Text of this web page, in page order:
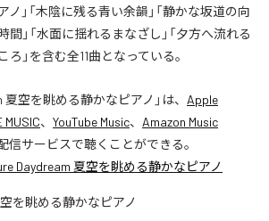
ノ」「木陰に残る青い余韻」「静かな坂道の向
間」「水面に揺れるまなざし」「夕方へ流れる
ろ」を含む全11曲となっている。
夏空を眺める静かなピアノ 」は、 Apple
MUSIC、 YouTube Music、 Amazon Music
信サービスで聴くことができる。
Daydream 夏空を眺める静かなピアノ